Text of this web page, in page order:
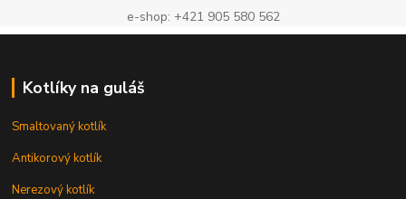
e-shop: +421 905 580 562
Kotlíky na guláš
Smaltovaný kotlík
Antikorový kotlík
Nerezový kotlík